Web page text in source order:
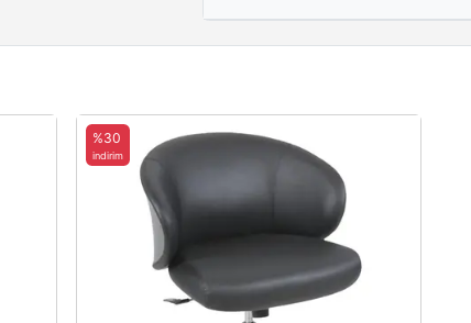
%30
indirim